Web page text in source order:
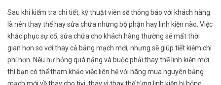
Sau khi kiểm tra chi tiết, kỹ thuật viên sẽ thông báo với khách hàng
là nên thay thế hay sửa chữa những bộ phận hay linh kiện nào. Việc
khắc phục sự cố, sửa chữa cho khách hàng thường sẽ mất thời
gian hơn so với thay cả bảng mạch mới, nhưng sẽ giúp tiết kiệm chi
phí hơn. Nếu hư hỏng quá nặng và buộc phải thay thế linh kiện mới
thì bạn có thể tham khảo việc liên hệ với hãng mua nguyên bảng
mạch mới về thay cho tivi, thay vì thay thế từng linh kiện bị hỏng.